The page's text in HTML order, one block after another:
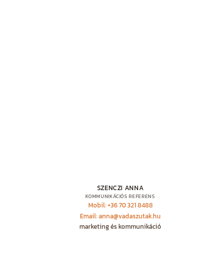
SZENCZI ANNA
KOMMUNIKÁCIÓS REFERENS
Mobil: +36 70 321 8488
Email: anna@vadaszutak.hu
marketing és kommunikáció